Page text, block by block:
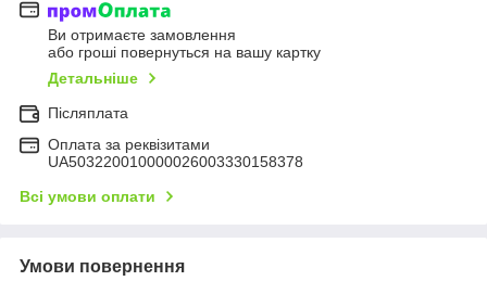
Ви отримаєте замовлення
або гроші повернуться на вашу картку
Детальніше
Післяплата
Оплата за реквізитами
UA503220010000026003330158378
Всі умови оплати
Умови повернення